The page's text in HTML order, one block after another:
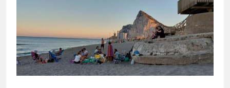
echa el cierre con éxito
2 Semanas Atrás
La Mancomunidad y el
Banco de Alimentos del
Campo de Gibraltar renuevan
su convenio de colaboración
2 Semanas Atrás
Tráfico especial para
despedir la feria. Ojo si vas